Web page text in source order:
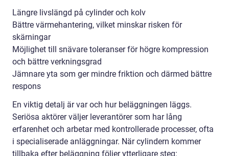
Längre livslängd på cylinder och kolv
Bättre värmehantering, vilket minskar risken för
skärningar
Möjlighet till snävare toleranser för högre kompression
och bättre verkningsgrad
Jämnare yta som ger mindre friktion och därmed bättre
respons
En viktig detalj är var och hur beläggningen läggs.
Seriösa aktörer väljer leverantörer som har lång
erfarenhet och arbetar med kontrollerade processer, ofta
i specialiserade anläggningar. När cylindern kommer
tillbaka efter beläggning följer ytterligare steg: